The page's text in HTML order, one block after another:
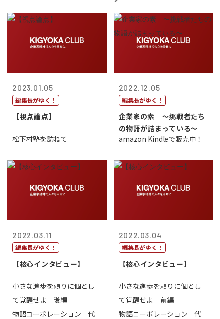
2023.01.05
編集長がゆく！
【視点論点】
松下村塾を訪ねて
2022.12.05
編集長がゆく！
企業家の素 〜挑戦者たち
の物語が詰まっている〜
amazon Kindleで販売中！
2022.03.11
編集長がゆく！
【核心インタビュー】
小さな進歩を頼りに個とし
て覚醒せよ 後編
物語コーポレーション 代
2022.03.04
編集長がゆく！
【核心インタビュー】
小さな進歩を頼りに個とし
て覚醒せよ 前編
物語コーポレーション 代